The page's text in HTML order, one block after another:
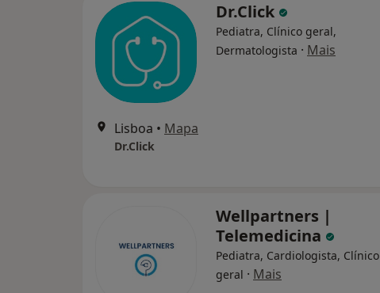
Dr.Click
Pediatra, Clínico geral,
Dermatologista · Mais
Lisboa • Mapa
Dr.Click
Wellpartners |
Telemedicina
Pediatra, Cardiologista, Clínico
geral · Mais